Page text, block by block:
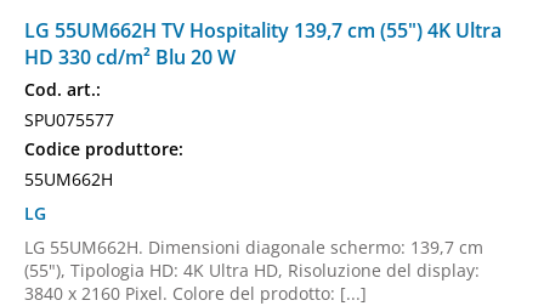
LG 55UM662H TV Hospitality 139,7 cm (55") 4K Ultra
HD 330 cd/m² Blu 20 W
Cod. art.:
SPU075577
Codice produttore:
55UM662H
LG
LG 55UM662H. Dimensioni diagonale schermo: 139,7 cm
(55"), Tipologia HD: 4K Ultra HD, Risoluzione del display:
3840 x 2160 Pixel. Colore del prodotto: [...]